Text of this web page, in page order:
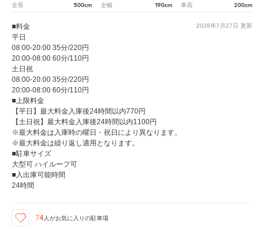
全長 500cm 全幅 190cm 車高 200cm
2026年7月27日 更新
■料金
平日
08:00-20:00 35分/220円
20:00-08:00 60分/110円
土日祝
08:00-20:00 35分/220円
20:00-08:00 60分/110円
■上限料金
【平日】最大料金入庫後24時間以内770円
【土日祝】最大料金入庫後24時間以内1100円
※最大料金は入庫時の曜日・祝日により異なります。
※最大料金は繰り返し適用となります。
■駐車サイズ
大型可 ハイルーフ可
■入出庫可能時間
24時間
74 人がお気に入りの駐車場